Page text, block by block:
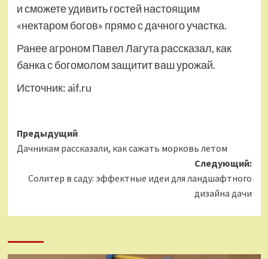
и сможете удивить гостей настоящим
«нектаром богов» прямо с дачного участка.
Ранее агроном Павел Лагута рассказал, как
банка с богомолом защитит ваш урожай.
Источник: aif.ru
Навигация
записи
Предыдущий
Дачникам рассказали, как сажать морковь летом
Следующий:
Солитер в саду: эффектные идеи для ландшафтного
дизайна дачи